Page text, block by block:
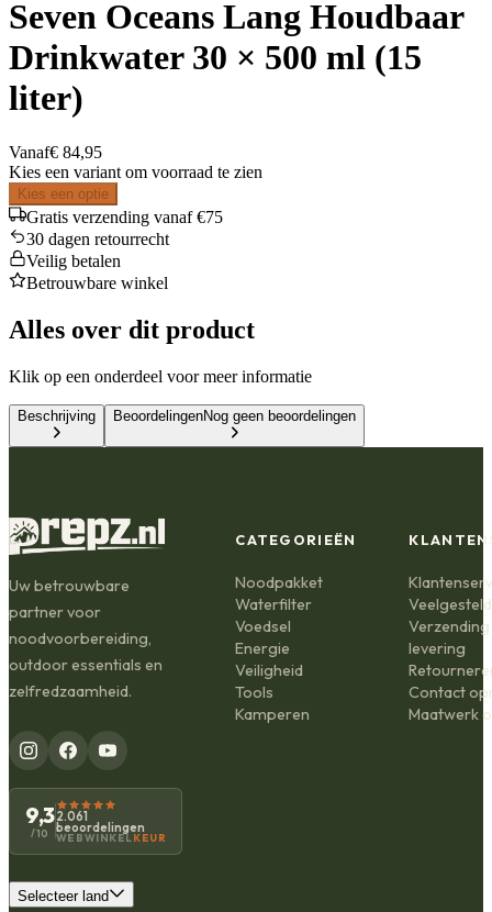
Seven Oceans Lang Houdbaar
Drinkwater 30 × 500 ml (15
liter)
Vanaf€ 84,95
Kies een variant om voorraad te zien
Kies een optie
Gratis verzending vanaf €75
30 dagen retourrecht
Veilig betalen
Betrouwbare winkel
Alles over dit product
Klik op een onderdeel voor meer informatie
Beschrijving BeoordelingenNog geen beoordelingen
Uw betrouwbare
partner voor
noodvoorbereiding,
outdoor essentials en
zelfredzaamheid.
9,3
/10
2.061
beoordelingen
WEBWINKEL KEUR
Selecteer land
CATEGORIEËN
Noodpakket
Waterfilter
Voedsel
Energie
Veiligheid
Tools
Kamperen
Verzending
levering
Contact
Maatwerk